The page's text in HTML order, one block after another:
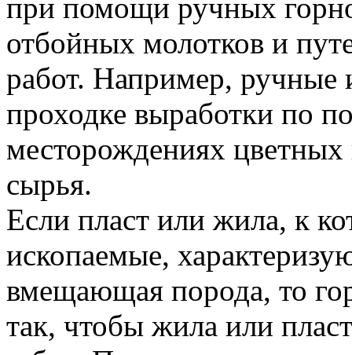
при помощи ручных
отбойных молотков и
работ. Например,
проходке выработки по
месторождениях цветных
сырья.
Если пласт или жила, к
ископаемые,
вмещающая порода, то
так, чтобы жила или